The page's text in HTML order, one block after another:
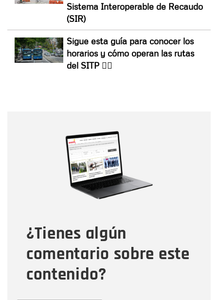
Sistema Interoperable de Recaudo
(SIR)
Sigue esta guía para conocer los
horarios y cómo operan las rutas
del SITP 👇🏼
¿Tienes algún
comentario sobre este
contenido?
Correo electrónico
Tipo de comentario
Mensaje